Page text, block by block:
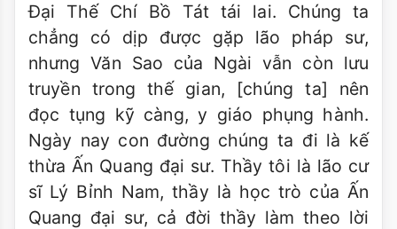
Ðại Thế Chí Bồ Tát tái lai. Chúng ta
chẳng có dịp được gặp lão pháp sư,
nhưng Văn Sao của Ngài vẫn còn lưu
truyền trong thế gian, [chúng ta] nên
đọc tụng kỹ càng, y giáo phụng hành.
Ngày nay con đường chúng ta đi là kế
thừa Ấn Quang đại sư. Thầy tôi là lão cư
sĩ Lý Bỉnh Nam, thầy là học trò của Ấn
Quang đại sư, cả đời thầy làm theo lời